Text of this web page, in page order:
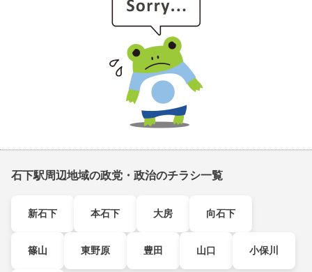
石下駅周辺地域の政党・政治のチラシ一覧
新石下 本石下 大房 向石下
篠山 東野原 豊田 山口 小保川